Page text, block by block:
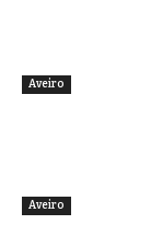
Aveiro
Aveiro